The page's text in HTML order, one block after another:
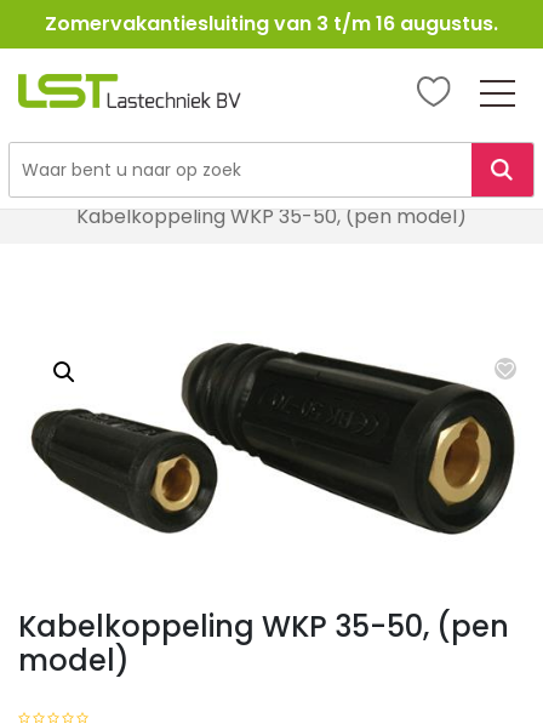
Ga
naar
Zomervakantiesluiting van 3 t/m 16 augustus.
LST
Lasbenodigheden
Kabelkoppeling WKP 35-50, (pen model)
Kabelkoppeling WKP 35-50, (pen
model)